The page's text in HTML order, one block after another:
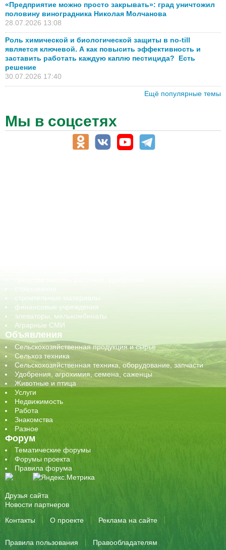
«Предприятие можно просто закрывать»: град уничтожил
половину виноградника Николая Молчанова
28.07.2026 13:08
Роль химической и биологической защиты в no-till
является ключевой. А как повысить эффективность и
заставить работать каждую каплю пестицида? Есть
решение
30.07.2026 17:40
Ещё популярные темы
Мы в соцсетях
строительные материалы
финансовые учреждения
элеваторы, мелькомбинаты
Аграрные СМИ
Объявления
Сельскохозяйственная продукция и сырье
Сельхоз техника
Сельскохозяйственная техника, оборудование, запчасти
Удобрения, агрохимия, семена, саженцы
Животные и птица
Услуги
Недвижимость
Работа
Знакомства
Разное
Форум
Тематические форумы
Форумы проекта
Правила форума
Друзья сайта
Новости партнеров
Контакты
О проекте Реклама на сайте
Правила пользования Правообладателям